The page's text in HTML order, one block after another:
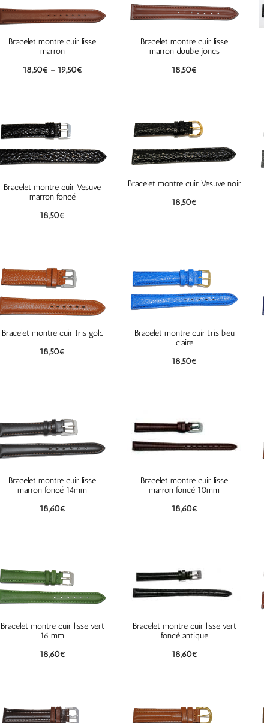
Bracelet montre cuir lisse
marron
18,50€ – 19,50€
Bracelet montre cuir lisse
marron double joncs
18,50€
Bracelet montre cuir Vesuve
marron foncé
18,50€
Bracelet montre cuir Vesuve noir
18,50€
Bracelet montre cuir Iris gold
18,50€
Bracelet montre cuir Iris bleu
claire
18,50€
Bracelet montre cuir lisse
marron foncé 14mm
18,60€
Bracelet montre cuir lisse
marron foncé 10mm
18,60€
Bracelet montre cuir lisse vert
16 mm
18,60€
Bracelet montre cuir lisse vert
foncé antique
18,60€